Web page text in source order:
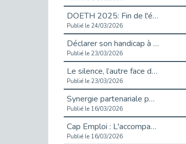
DOETH 2025: Fin de l'écrêtement
Publié le 24/03/2026
Déclarer son handicap à son employeur : un levier professionnel ?
Publié le 23/03/2026
Le silence, l’autre face du recrutement : un appel au respect des candidats.
Publié le 23/03/2026
Synergie partenariale pour l'Inclusion Professionnelle chez Orange
Publié le 16/03/2026
Cap Emploi : L'accompagnement EXH c’est quoi ?
Publié le 16/03/2026